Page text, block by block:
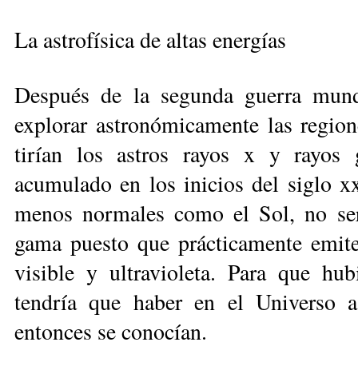
La astrofísica de altas energías
Después de la segunda guerra
explorar astronómicamente las
tirían los astros rayos x y rayos
acumulado en los inicios del siglo
menos normales como el Sol, no
gama puesto que prácticamente
visible y ultravioleta. Para que
tendría que haber en el Universo
entonces se conocían.